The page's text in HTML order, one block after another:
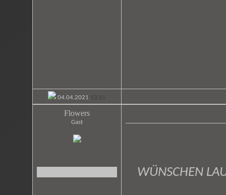
04.04.2021 13:15
Flowers
Gast
WÜNSCHEN